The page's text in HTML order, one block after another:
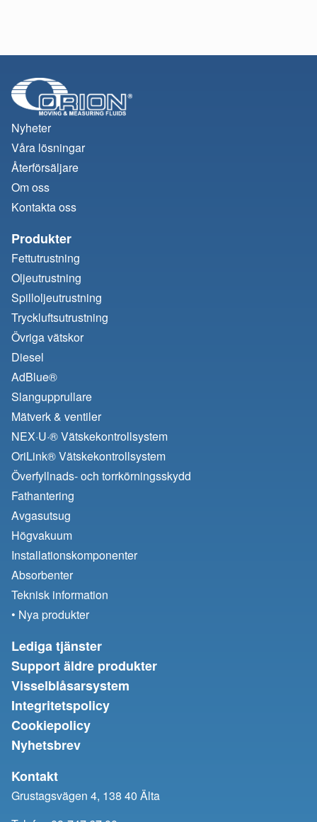
Nyheter
Våra lösningar
Återförsäljare
Om oss
Kontakta oss
Produkter
Fettutrustning
Oljeutrustning
Spilloljeutrustning
Tryckluftsutrustning
Övriga vätskor
Diesel
AdBlue®
Slangupprullare
Mätverk & ventiler
NEX·U·® Vätskekontrollsystem
OriLink® Vätskekontrollsystem
Överfyllnads- och torrkörningsskydd
Fathantering
Avgasutsug
Högvakuum
Installationskomponenter
Absorbenter
Teknisk information
• Nya produkter
Lediga tjänster
Support äldre produkter
Visselblåsarsystem
Integritetspolicy
Cookiepolicy
Nyhetsbrev
Kontakt
Grustagsvägen 4, 138 40 Älta